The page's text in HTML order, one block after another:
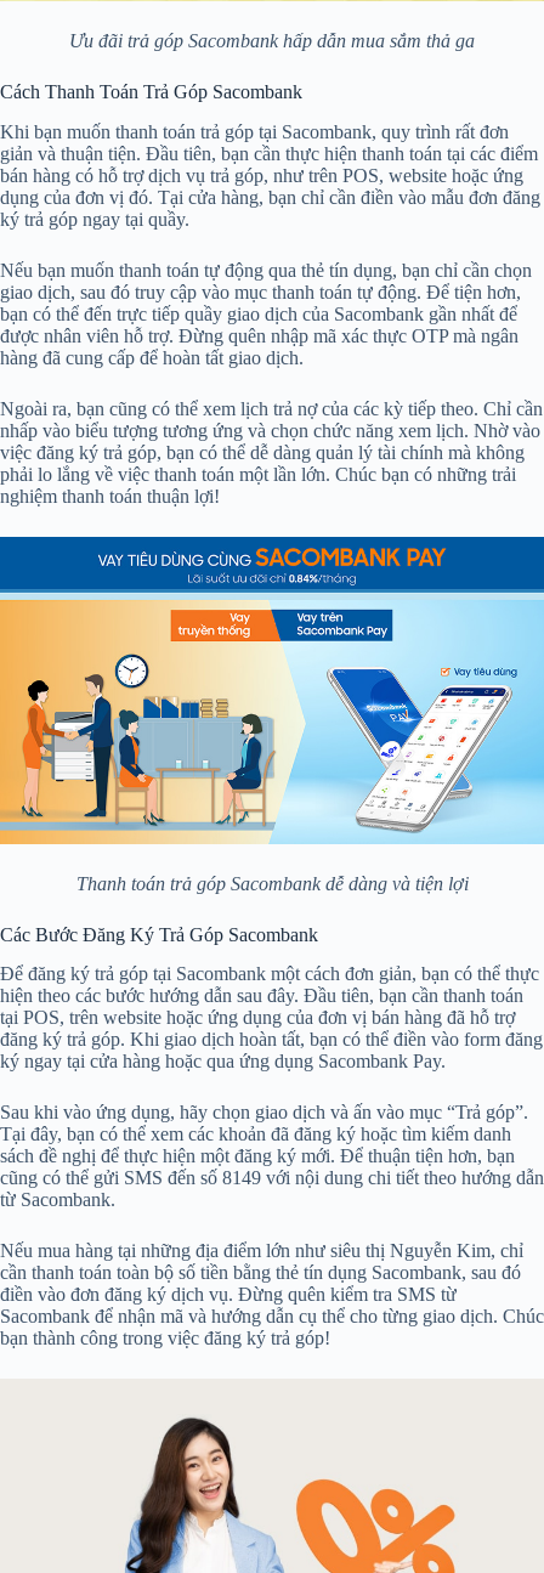
Ưu đãi trả góp Sacombank hấp dẫn mua sắm thả ga
Cách Thanh Toán Trả Góp Sacombank
Khi bạn muốn thanh toán trả góp tại Sacombank, quy trình rất đơn
giản và thuận tiện. Đầu tiên, bạn cần thực hiện thanh toán tại các điểm
bán hàng có hỗ trợ dịch vụ trả góp, như trên POS, website hoặc ứng
dụng của đơn vị đó. Tại cửa hàng, bạn chỉ cần điền vào mẫu đơn đăng
ký trả góp ngay tại quầy.
Nếu bạn muốn thanh toán tự động qua thẻ tín dụng, bạn chỉ cần chọn
giao dịch, sau đó truy cập vào mục thanh toán tự động. Để tiện hơn,
bạn có thể đến trực tiếp quầy giao dịch của Sacombank gần nhất để
được nhân viên hỗ trợ. Đừng quên nhập mã xác thực OTP mà ngân
hàng đã cung cấp để hoàn tất giao dịch.
Ngoài ra, bạn cũng có thể xem lịch trả nợ của các kỳ tiếp theo. Chỉ cần
nhấp vào biểu tượng tương ứng và chọn chức năng xem lịch. Nhờ vào
việc đăng ký trả góp, bạn có thể dễ dàng quản lý tài chính mà không
phải lo lắng về việc thanh toán một lần lớn. Chúc bạn có những trải
nghiệm thanh toán thuận lợi!
Thanh toán trả góp Sacombank dễ dàng và tiện lợi
Các Bước Đăng Ký Trả Góp Sacombank
Để đăng ký trả góp tại Sacombank một cách đơn giản, bạn có thể thực
hiện theo các bước hướng dẫn sau đây. Đầu tiên, bạn cần thanh toán
tại POS, trên website hoặc ứng dụng của đơn vị bán hàng đã hỗ trợ
đăng ký trả góp. Khi giao dịch hoàn tất, bạn có thể điền vào form đăng
ký ngay tại cửa hàng hoặc qua ứng dụng Sacombank Pay.
Sau khi vào ứng dụng, hãy chọn giao dịch và ấn vào mục “Trả góp”.
Tại đây, bạn có thể xem các khoản đã đăng ký hoặc tìm kiếm danh
sách đề nghị để thực hiện một đăng ký mới. Để thuận tiện hơn, bạn
cũng có thể gửi SMS đến số 8149 với nội dung chi tiết theo hướng dẫn
từ Sacombank.
Nếu mua hàng tại những địa điểm lớn như siêu thị Nguyễn Kim, chỉ
cần thanh toán toàn bộ số tiền bằng thẻ tín dụng Sacombank, sau đó
điền vào đơn đăng ký dịch vụ. Đừng quên kiểm tra SMS từ
Sacombank để nhận mã và hướng dẫn cụ thể cho từng giao dịch. Chúc
bạn thành công trong việc đăng ký trả góp!